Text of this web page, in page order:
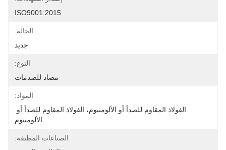
ISO9001:2015
الحالة:
جديد
النوع:
مضاد للصدمات
المواد:
الفولاذ المقاوم للصدأ أو الألومنيوم، الفولاذ المقاوم للصدأ أو
الألومنيوم
الصناعات المطبقة: